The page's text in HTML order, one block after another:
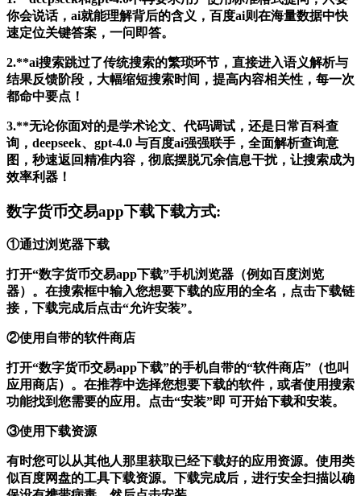
你会说话，ai就能理解背后的含义，百度ai则在海量数据中快
速定位关键答案，一问即答。
2.**ai搜索跳过了传统搜索的繁琐环节，直接进入语义解析与
结果反馈阶段，大幅缩短搜索时间，提高内容相关性，每一次
都命中要点！
3.**无论你面对的是学术论文、代码调试，还是日常百科查
询，deepseek、gpt-4.0 与百度ai强强联手，全面解析查询意
图，秒速返回精准内容，彻底摆脱冗余信息干扰，让搜索成为
效率利器！
数字货币交易app下载下载方式:
①通过浏览器下载
打开“数字货币交易app下载”手机浏览器（例如百度浏览
器）。在搜索框中输入您想要下载的应用的全名，点击下载链
接，下载完成后点击“允许安装”。
②使用自带的软件商店
打开“数字货币交易app下载”的手机自带的“软件商店”（也叫
应用商店）。在推荐中选择您想要下载的软件，或者使用搜索
功能找到您需要的应用。点击“安装”即 可开始下载和安装。
③使用下载资源
有时您可以从其他人那里获取已经下载好的应用资源。使用类
似百度网盘的工具下载资源。下载完成后，进行安全扫描以确